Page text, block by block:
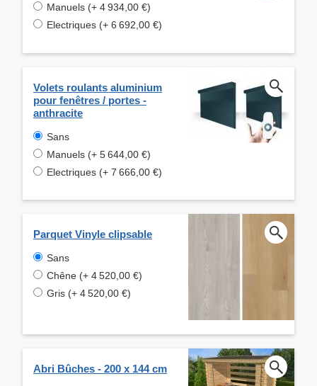
Manuels (+ 4 934,00 €)
Electriques (+ 6 692,00 €)
Volets roulants aluminium
pour fenêtres / portes -
anthracite
Sans
Manuels (+ 5 644,00 €)
Electriques (+ 7 666,00 €)
Parquet Vinyle clipsable
Sans
Chêne (+ 4 520,00 €)
Gris (+ 4 520,00 €)
Abri Bûches - 200 x 144 cm